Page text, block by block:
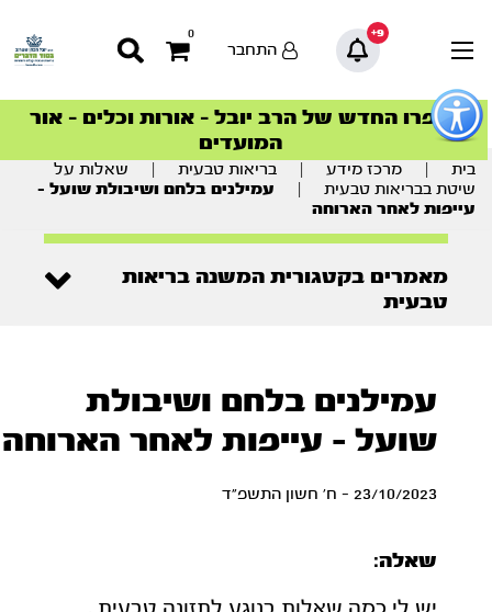
כפתור
לפתיחת
תפריט
9+
0
התחבר
סדרות הפודקאסטים
הסדרה המובילה החודש – דרך המלך
ספרו החדש של הרב יובל – אורות וכלים – אור
המועדים
הצטרפו למהפכת הבריאות הטבעית >
סדרות הפודקאסטים
הסדרה המובילה החודש – דרך המלך
בית מרכז מידע בריאות טבעית
שאלות על
שיטת בבריאות טבעית
עמילנים בלחם ושיבולת שועל –
עייפות לאחר הארוחה
מאמרים בקטגורית המשנה בריאות
טבעית
עמילנים בלחם ושיבולת
שועל - עייפות לאחר הארוחה
23/10/2023 - ח' חשון התשפ"ד
שאלה: